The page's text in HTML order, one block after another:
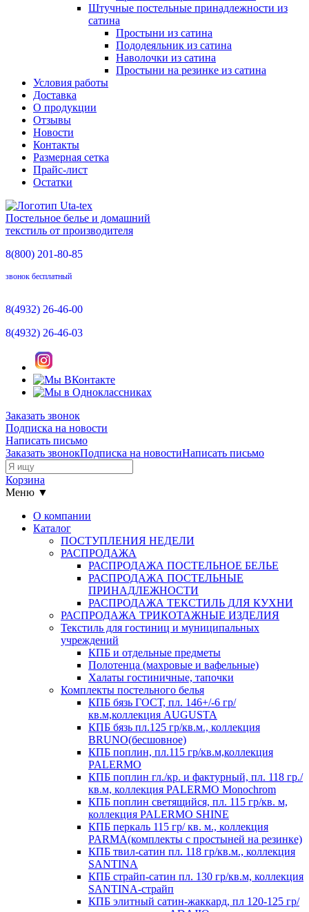
Штучные постельные принадлежности из
сатина
Простыни из сатина
Пододеяльник из сатина
Наволочки из сатина
Простыни на резинке из сатина
Условия работы
Доставка
О продукции
Отзывы
Новости
Контакты
Размерная сетка
Прайс-лист
Остатки
Постельное белье и домашний
текстиль от производителя
8(800) 201-80-85
звонок бесплатный
8(4932) 26-46-00
8(4932) 26-46-03
Заказать звонок
Подписка на новости
Написать письмо
Заказать звонокПодписка на новостиНаписать письмо
Корзина
Меню ▼
О компании
Каталог
ПОСТУПЛЕНИЯ НЕДЕЛИ
РАСПРОДАЖА
РАСПРОДАЖА ПОСТЕЛЬНОЕ БЕЛЬЕ
РАСПРОДАЖА ПОСТЕЛЬНЫЕ
ПРИНАДЛЕЖНОСТИ
РАСПРОДАЖА ТЕКСТИЛЬ ДЛЯ КУХНИ
РАСПРОДАЖА ТРИКОТАЖНЫЕ ИЗДЕЛИЯ
Текстиль для гостиниц и муниципальных
учреждений
КПБ и отдельные предметы
Полотенца (махровые и вафельные)
Халаты гостиничные, тапочки
Комплекты постельного белья
КПБ бязь ГОСТ, пл. 146+/-6 гр/
кв.м,коллекция AUGUSTA
КПБ бязь пл.125 гр/кв.м., коллекция
BRUNO(бесшовное)
КПБ поплин, пл.115 гр/кв.м,коллекция
PALERMO
КПБ поплин гл./кр. и фактурный, пл. 118 гр./
кв.м, коллекция PALERMO Monochrom
КПБ поплин светящийся, пл. 115 гр/кв. м,
коллекция PALERMO SHINE
КПБ перкаль 115 гр/ кв. м., коллекция
PARMA(комплекты с простыней на резинке)
КПБ твил-сатин пл. 118 гр/кв.м., коллекция
SANTINA
КПБ страйп-сатин пл. 130 гр/кв.м, коллекция
SANTINA-страйп
КПБ элитный сатин-жаккард, пл 120-125 гр/